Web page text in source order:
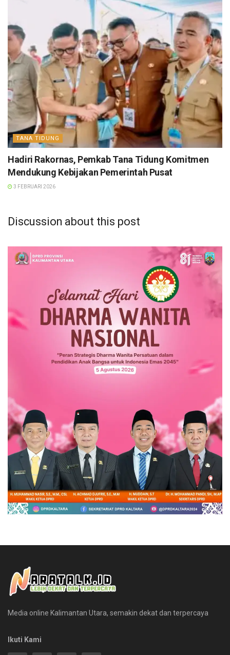
TANA TIDUNG
Hadiri Rakornas, Pemkab Tana Tidung Komitmen
Mendukung Kebijakan Pemerintah Pusat
3 FEBRUARI 2026
Discussion about this post
Media online Kalimantan Utara, semakin dekat dan terpercaya
Ikuti Kami